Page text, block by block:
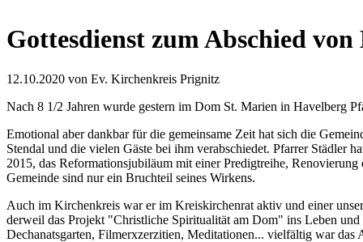
Gottesdienst zum Abschied
12.10.2020 von Ev. Kirchenkreis Prignitz
Nach 8 1/2 Jahren wurde gestern im Dom St. Marien in Havelberg
Emotional aber dankbar für die gemeinsame Zeit hat sich die
Stendal und die vielen Gäste bei ihm verabschiedet. Pfarrer
2015, das Reformationsjubiläum mit einer Predigtreihe,
Gemeinde sind nur ein Bruchteil seines Wirkens.
Auch im Kirchenkreis war er im Kreiskirchenrat aktiv und einer
derweil das Projekt "Christliche Spiritualität am Dom" ins Leben
Dechanatsgarten, Filmerxzerzitien, Meditationen... vielfältig war das